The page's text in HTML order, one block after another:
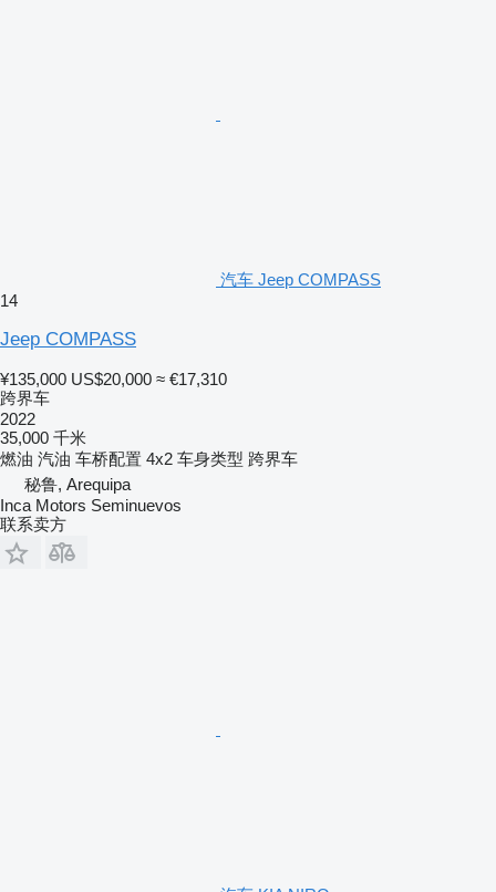
汽车 Jeep COMPASS
14
Jeep COMPASS
¥135,000 US$20,000 ≈ €17,310
跨界车
2022
35,000 千米
燃油 汽油 车桥配置 4x2 车身类型 跨界车
秘鲁, Arequipa
Inca Motors Seminuevos
联系卖方